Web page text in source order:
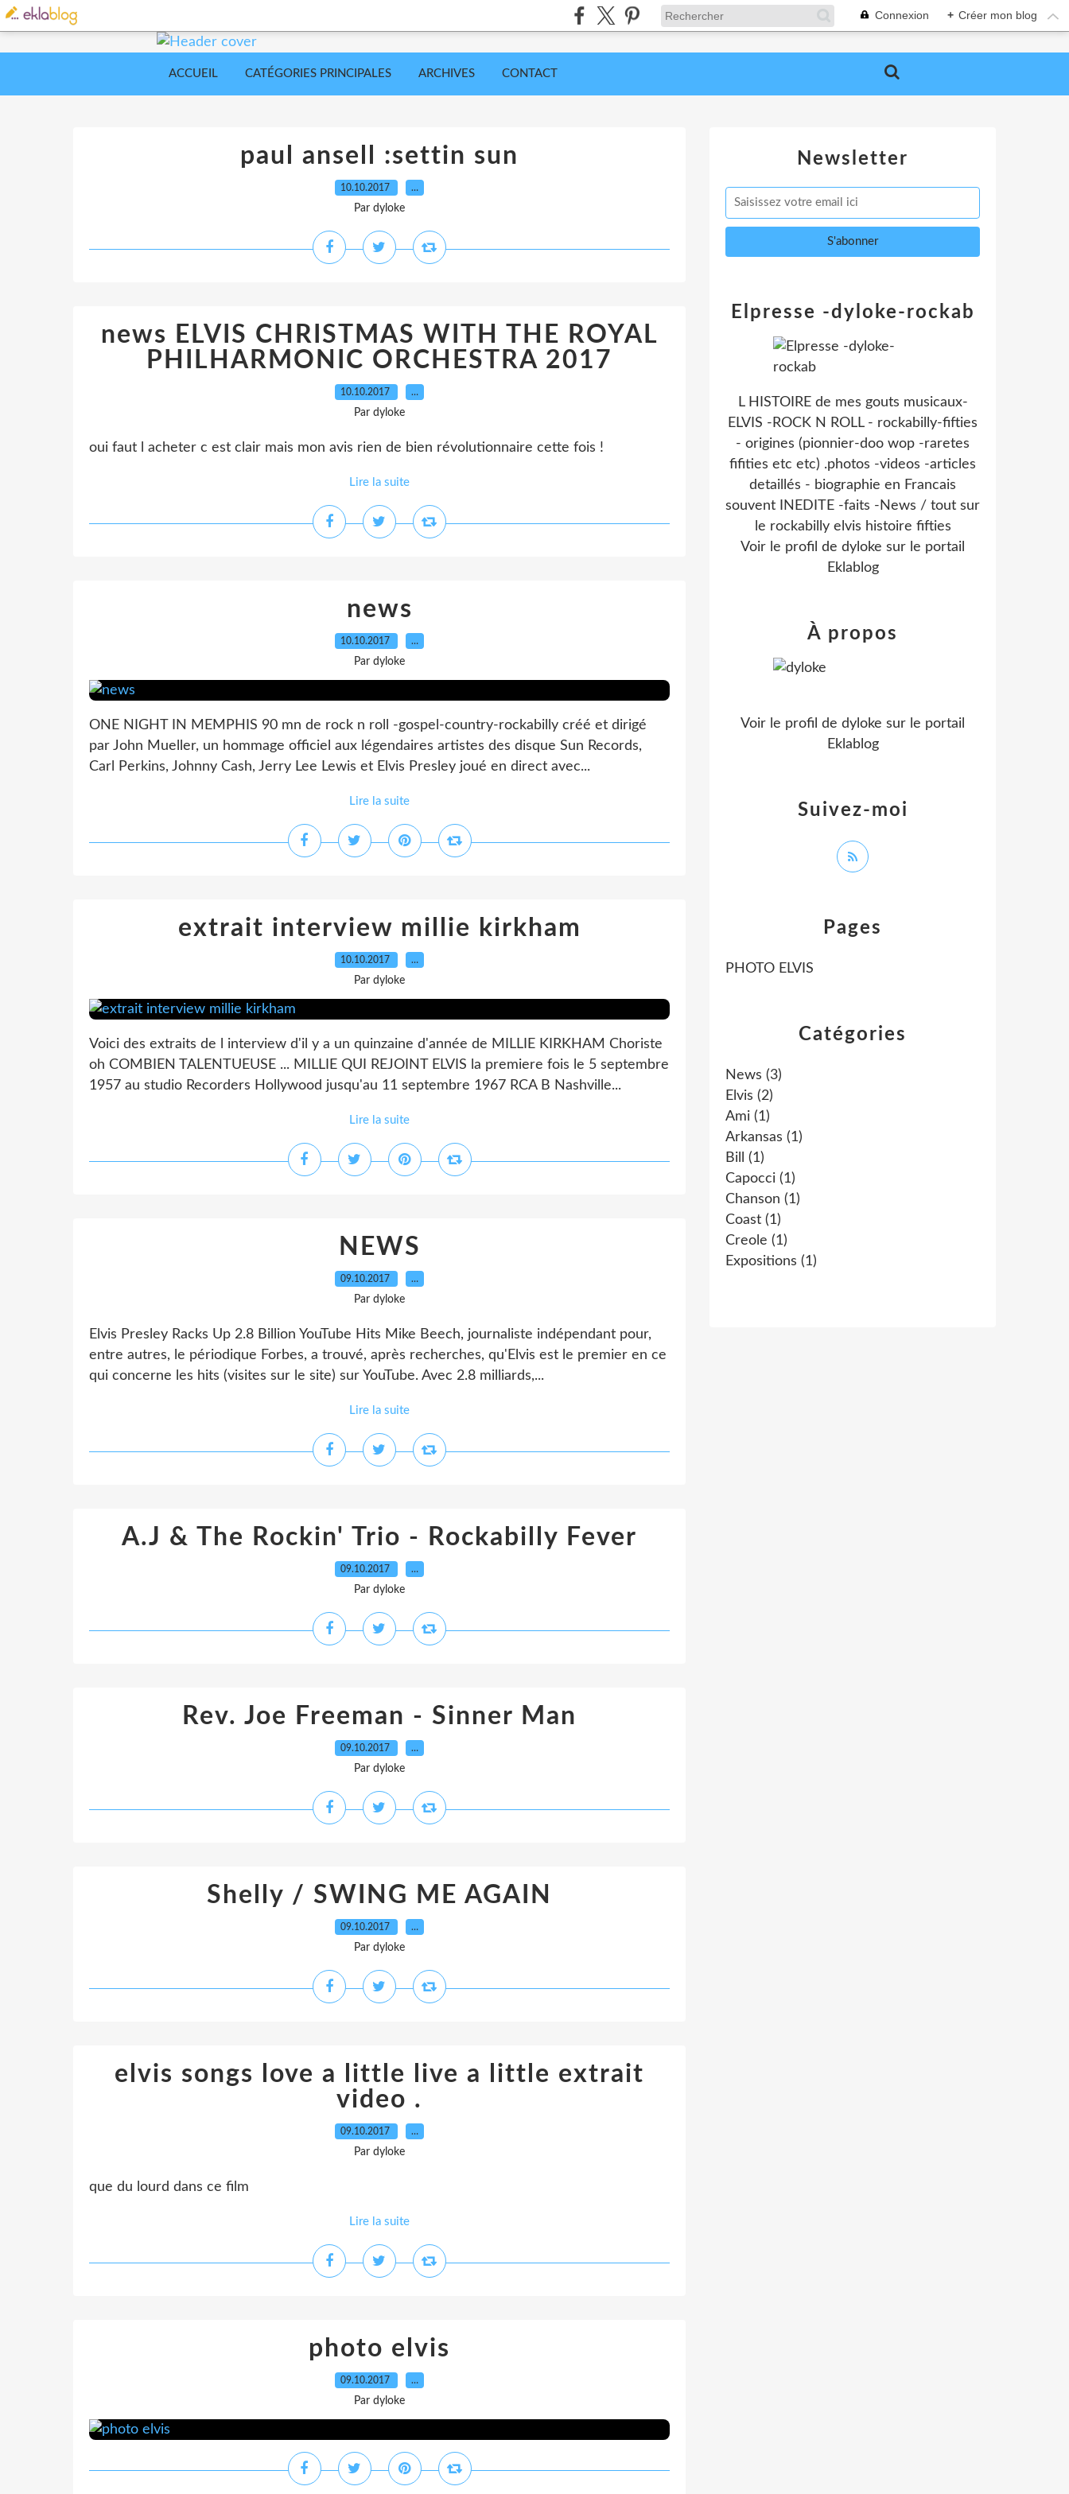
Connexion + Créer mon blog
ACCUEIL CATÉGORIES PRINCIPALES ARCHIVES CONTACT
paul ansell :settin sun
10.10.2017 …
Par dyloke
news ELVIS CHRISTMAS WITH THE ROYAL
PHILHARMONIC ORCHESTRA 2017
10.10.2017 …
Par dyloke
oui faut l acheter c est clair mais mon avis rien de bien révolutionnaire cette fois !
Lire la suite
news
10.10.2017 …
Par dyloke
ONE NIGHT IN MEMPHIS 90 mn de rock n roll -gospel-country-rockabilly créé et dirigé
par John Mueller, un hommage officiel aux légendaires artistes des disque Sun Records,
Carl Perkins, Johnny Cash, Jerry Lee Lewis et Elvis Presley joué en direct avec...
Lire la suite
extrait interview millie kirkham
10.10.2017 …
Par dyloke
Voici des extraits de l interview d'il y a un quinzaine d'année de MILLIE KIRKHAM Choriste
oh COMBIEN TALENTUEUSE ... MILLIE QUI REJOINT ELVIS la premiere fois le 5 septembre
1957 au studio Recorders Hollywood jusqu'au 11 septembre 1967 RCA B Nashville...
Lire la suite
NEWS
09.10.2017 …
Par dyloke
Elvis Presley Racks Up 2.8 Billion YouTube Hits Mike Beech, journaliste indépendant pour,
entre autres, le périodique Forbes, a trouvé, après recherches, qu'Elvis est le premier en ce
qui concerne les hits (visites sur le site) sur YouTube. Avec 2.8 milliards,...
Lire la suite
A.J & The Rockin' Trio - Rockabilly Fever
09.10.2017 …
Par dyloke
Rev. Joe Freeman - Sinner Man
09.10.2017 …
Par dyloke
Shelly / SWING ME AGAIN
09.10.2017 …
Par dyloke
elvis songs love a little live a little extrait
video .
09.10.2017 …
Par dyloke
que du lourd dans ce film
Lire la suite
photo elvis
09.10.2017 …
Par dyloke
Newsletter
Catégories
News (3)
Elvis (2)
Ami (1)
Arkansas (1)
Bill
(1)
Capocci (1)
Chanson (1)
Coast (1)
Creole (1)
Expositions (1)
Pages
PHOTO ELVIS
Elpresse -dyloke-rockab
L HISTOIRE de mes gouts musicaux-
ELVIS -ROCK N ROLL - rockabilly-fifties
- origines (pionnier-doo wop -raretes
fifities etc etc) .photos -videos -articles
detaillés - biographie en Francais
souvent INEDITE -faits -News / tout sur
le rockabilly elvis histoire fifties
Voir le profil de dyloke sur le portail
Eklablog
Suivez-moi
À propos
Voir le profil de dyloke sur le portail
Eklablog